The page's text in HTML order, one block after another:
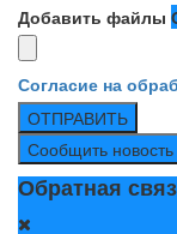
Добавить файлы
Согласие на
ОТПРАВИТЬ
Сообщить новость
Обратная